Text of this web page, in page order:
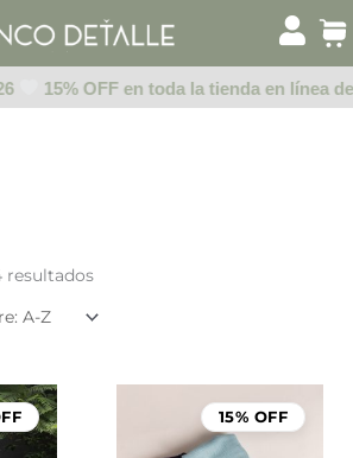
15% OFF en toda la tienda en línea
resultados
Rango
de
precios:
15% OFF